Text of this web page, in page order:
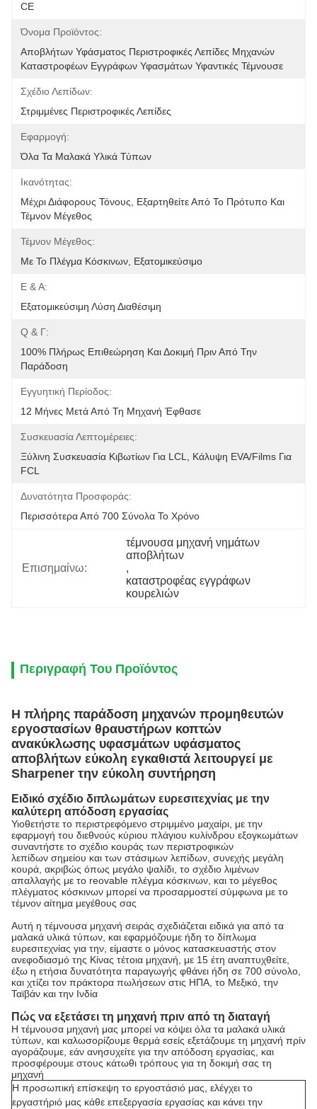
CE
Όνομα Προϊόντος:
Αποβλήτων Υφάσματος Περιστροφικές Λεπίδες Μηχανών
Καταστροφέων Εγγράφων Υφασμάτων Υφαντικές Τέμνουσε
Σχέδιο Λεπίδων:
Στριμμένες Περιστροφικές Λεπίδες
Εφαρμογή:
Όλα Τα Μαλακά Υλικά Τύπων
Ικανότητας:
Μέχρι Διάφορους Τόνους, Εξαρτηθείτε Από Το Πρότυπο Και
Τέμνον Μέγεθος
Τέμνον Μέγεθος:
Με Το Πλέγμα Κόσκινων, Εξατομικεύσιμο
Ε & Α:
Εξατομικεύσιμη Λύση Διαθέσιμη
Q & Γ:
100% Πλήρως Επιθεώρηση Και Δοκιμή Πριν Από Την
Παράδοση
Εγγυητική Περίοδος:
12 Μήνες Μετά Από Τη Μηχανή Έφθασε
Συσκευασία Λεπτομέρειες:
Ξύλινη Συσκευασία Κιβωτίων Για LCL, Κάλυψη EVA/films Για
FCL
Δυνατότητα Προσφοράς:
Περισσότερα Από 700 Σύνολα Το Χρόνο
Επισημαίνω:
τέμνουσα μηχανή νημάτων
αποβλήτων
,
καταστροφέας εγγράφων
κουρελιών
Περιγραφή Του Προϊόντος
Η πλήρης παράδοση μηχανών προμηθευτών
εργοστασίων θραυστήρων κοπτών
ανακύκλωσης υφασμάτων υφάσματος
αποβλήτων εύκολη εγκαθιστά λειτουργεί με
Sharpener την εύκολη συντήρηση
Ειδικό σχέδιο διπλωμάτων ευρεσιτεχνίας με την
καλύτερη απόδοση εργασίας
Υιοθετήστε το περιστρεφόμενο στριμμένο μαχαίρι, με την
εφαρμογή του διεθνούς κύριου πλάγιου κυλίνδρου εξογκωμάτων
συναντήστε το σχέδιο κουράς των περιστροφικών
λεπίδων σημείου και των στάσιμων λεπίδων, συνεχής μεγάλη
κουρά, ακριβώς όπως μεγάλο ψαλίδι, το σχέδιο λιμένων
απαλλαγής με το reovable πλέγμα κόσκινων, και το μέγεθος
πλέγματος κόσκινων μπορεί να προσαρμοστεί σύμφωνα με το
τέμνον αίτημα μεγέθους σας
Αυτή η τέμνουσα μηχανή σειράς σχεδιάζεται ειδικά για από τα
μαλακά υλικά τύπων, και εφαρμόζουμε ήδη το δίπλωμα
ευρεσιτεχνίας για την, είμαστε ο μόνος κατασκευαστής στον
ανεφοδιασμό της Κίνας τέτοια μηχανή, με 15 έτη αναπτυχθείτε,
έξω η ετήσια δυνατότητα παραγωγής φθάνει ήδη σε 700 σύνολο,
και χτίζει τον πράκτορα πωλήσεων στις ΗΠΑ, το Μεξικό, την
Ταϊβάν και την Ινδία
Πώς να εξετάσει τη μηχανή πριν από τη διαταγή
Η τέμνουσα μηχανή μας μπορεί να κόψει όλα τα μαλακά υλικά
τύπων, και καλωσορίζουμε θερμά εσείς εξετάζουμε τη μηχανή πρίν
αγοράζουμε, εάν ανησυχείτε για την απόδοση εργασίας, και
προσφέρουμε στους κάτωθι τρόπους για τη δοκιμή σας τη
μηχανή
Η προσωπική επίσκεψη το εργοστάσιό μας, ελέγχει το
εργαστήριό μας κάθε επεξεργασία εργασίας και κάνει την